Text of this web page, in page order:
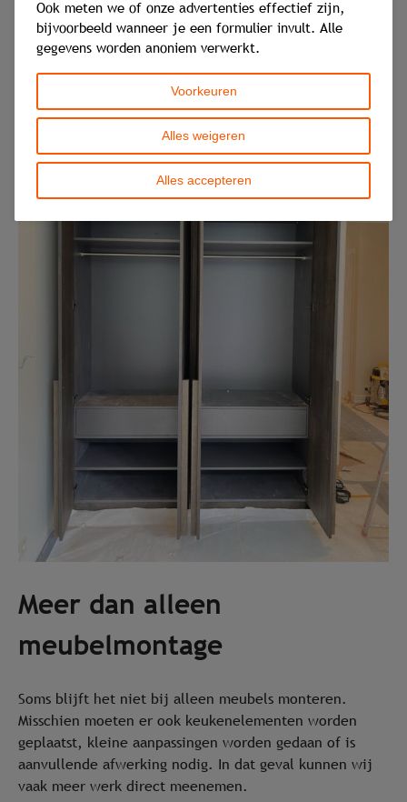
Meer dan alleen
meubelmontage
Soms blijft het niet bij alleen meubels monteren.
Misschien moeten er ook keukenelementen worden
geplaatst, kleine aanpassingen worden gedaan of is
aanvullende afwerking nodig. In dat geval kunnen wij
vaak meer werk direct meenemen.
Ook meten we of onze advertenties effectief zijn,
bijvoorbeeld wanneer je een formulier invult. Alle
gegevens worden anoniem verwerkt.
Voorkeuren
Alles weigeren
Alles accepteren